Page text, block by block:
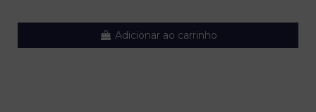
Adicionar ao carrinho